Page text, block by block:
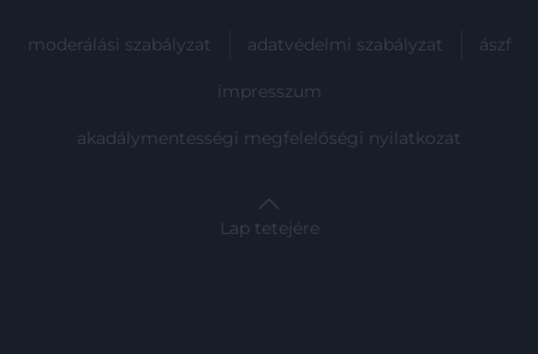
moderálási szabályzat adatvédelmi szabályzat ászf
impresszum
akadálymentességi megfelelőségi nyilatkozat
Lap tetejére